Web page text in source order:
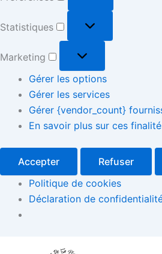
Statistiques
Marketing
Gérer les options
Gérer les services
Gérer {vendor_count}
En savoir plus sur ces
Accepter Refuser
Politique de cookies
Déclaration de